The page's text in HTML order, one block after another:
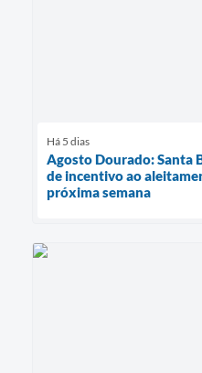
Há 5 dias
Agosto Dourado: Santa
de incentivo ao
próxima semana